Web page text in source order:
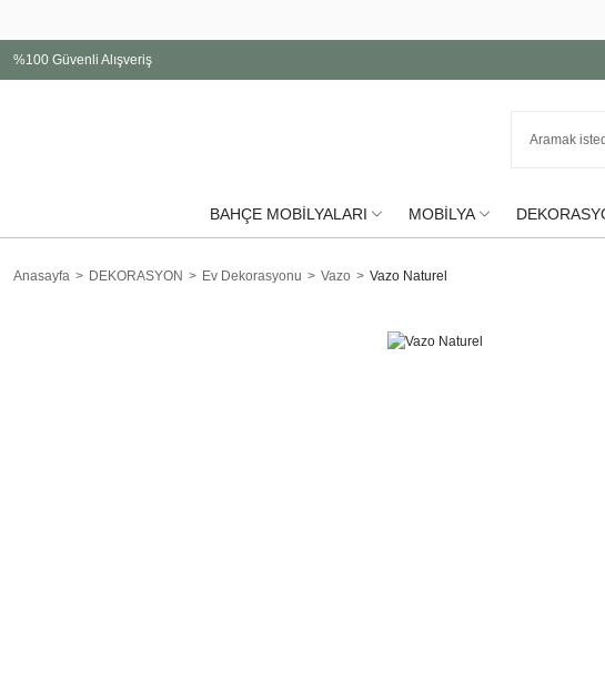
%100 Güvenli Alışveriş
BAHÇE MOBİLYALARI MOBİLYA
Anasayfa DEKORASYON Ev Dekorasyonu Vazo Vazo Naturel